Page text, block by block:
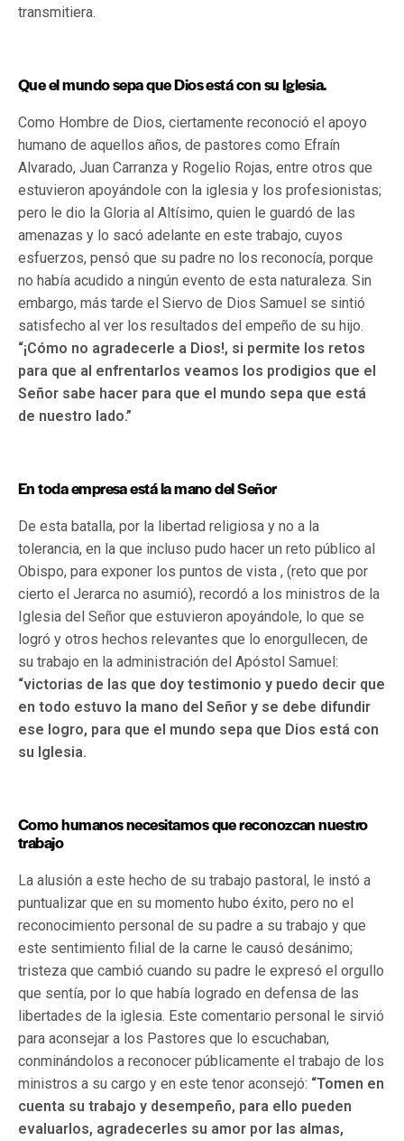
transmitiera.
Que el mundo sepa que Dios está con su Iglesia.
Como Hombre de Dios, ciertamente reconoció el apoyo
humano de aquellos años, de pastores como Efraín
Alvarado, Juan Carranza y Rogelio Rojas, entre otros que
estuvieron apoyándole con la iglesia y los profesionistas;
pero le dio la Gloria al Altísimo, quien le guardó de las
amenazas y lo sacó adelante en este trabajo, cuyos
esfuerzos, pensó que su padre no los reconocía, porque
no había acudido a ningún evento de esta naturaleza. Sin
embargo, más tarde el Siervo de Dios Samuel se sintió
satisfecho al ver los resultados del empeño de su hijo.
“¡Cómo no agradecerle a Dios!, si permite los retos
para que al enfrentarlos veamos los prodigios que el
Señor sabe hacer para que el mundo sepa que está
de nuestro lado.”
En toda empresa está la mano del Señor
De esta batalla, por la libertad religiosa y no a la
tolerancia, en la que incluso pudo hacer un reto público al
Obispo, para exponer los puntos de vista , (reto que por
cierto el Jerarca no asumió), recordó a los ministros de la
Iglesia del Señor que estuvieron apoyándole, lo que se
logró y otros hechos relevantes que lo enorgullecen, de
su trabajo en la administración del Apóstol Samuel:
“victorias de las que doy testimonio y puedo decir que
en todo estuvo la mano del Señor y se debe difundir
ese logro, para que el mundo sepa que Dios está con
su Iglesia.
Como humanos necesitamos que reconozcan nuestro
trabajo
La alusión a este hecho de su trabajo pastoral, le instó a
puntualizar que en su momento hubo éxito, pero no el
reconocimiento personal de su padre a su trabajo y que
este sentimiento filial de la carne le causó desánimo;
tristeza que cambió cuando su padre le expresó el orgullo
que sentía, por lo que había logrado en defensa de las
libertades de la iglesia. Este comentario personal le sirvió
para aconsejar a los Pastores que lo escuchaban,
conminándolos a reconocer públicamente el trabajo de los
ministros a su cargo y en este tenor aconsejó: “Tomen en
cuenta su trabajo y desempeño, para ello pueden
evaluarlos, agradecerles su amor por las almas,